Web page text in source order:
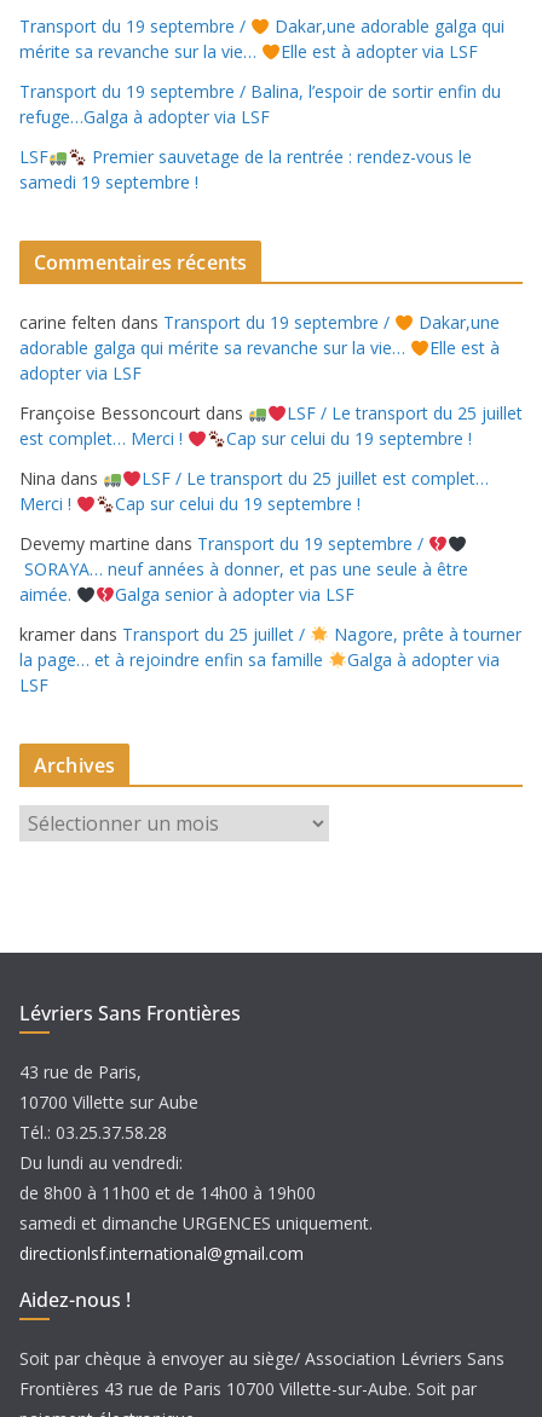
Transport du 19 septembre /
Dakar,une adorable galga qui
mérite sa revanche sur la vie…
Elle est à adopter via LSF
Transport du 19 septembre / Balina, l’espoir de sortir enfin du
refuge…Galga à adopter via LSF
LSF
Premier sauvetage de la rentrée : rendez-vous le
samedi 19 septembre !
Commentaires récents
carine felten dans Transport du 19 septembre /
Dakar,une
adorable galga qui mérite sa revanche sur la vie…
Elle est à
adopter via LSF
Françoise Bessoncourt dans
LSF / Le transport du 25 juillet
est complet… Merci !
Cap sur celui du 19 septembre !
Nina dans
LSF / Le transport du 25 juillet est complet…
Merci !
Cap sur celui du 19 septembre !
Devemy martine dans Transport du 19 septembre /
SORAYA… neuf années à donner, et pas une seule à être
aimée.
Galga senior à adopter via LSF
kramer dans Transport du 25 juillet /
Nagore, prête à tourner
la page… et à rejoindre enfin sa famille
Galga à adopter via
LSF
Archives
e
s
Lévriers Sans Frontières
43 rue de Paris,
10700 Villette sur Aube
Tél.: 03.25.37.58.28
Du lundi au vendredi:
de 8h00 à 11h00 et de 14h00 à 19h00
samedi et dimanche URGENCES uniquement.
directionlsf.international@gmail.com
Aidez-nous !
Soit par chèque à envoyer au siège/ Association Lévriers Sans
Frontières 43 rue de Paris 10700 Villette-sur-Aube. Soit par